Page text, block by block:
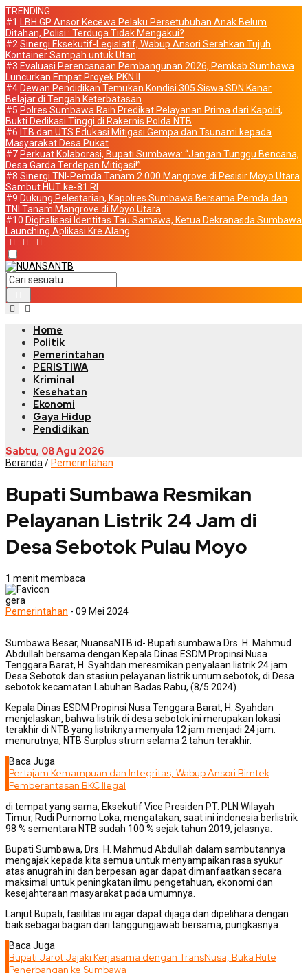
TRENDING
#1
LBH GP Ansor Kecewa Pelaku Persetubuhan Anak Belum
Ditahan, Polisi : Terduga Tidak Mengakui?
#2 Sinergi Eksekutif-Legislatif, Wabup Ansori Serahkan Tujuh
Kontainer Sampah untuk Utan
#3 Evaluasi Perencanaan Pembangunan 2026, Pemkab Sumbawa
Luncurkan Empat Proyek PKN II
#4 Dewan Pendidikan Temukan Kondisi 305 Siswa SDN Kanar
Belajar di Tengah Keterbatasan
#5 Polres Sumbawa Raih Predikat Pelayanan Prima dari Kapolri,
Bukti Dedikasi Tinggi di Rakernis Polda NTB
#6 ITB dan UTS Edukasi Mitigasi Gempa dan Tsunami kepada
Masyarakat Desa Pukat
#7 Perkuat Kolaborasi, Bupati Sumbawa: “Jangan Tunggu Bencana,
Desa Garda Terdepan Mitigasi!”
#8 Sinergi TNI-Pemda Tanam 2.000 Mangrove di Pesisir Moyo Utara
Sambut HUT ke-81 RI
#9 Dukung Pelestarian, Kapolres Sumbawa Bersama Pemda dan
TNI Tanam Mangrove di Moyo Utara
#10 Digitalisasi Identitas Tau Samawa, Ketua Dekranasda Sumbawa
Launching Aplikasi Kre Alang
Home
Politik
Pemerintahan
PERISTIWA
Kriminal
Kesehatan
Ekonomi
Gaya Hidup
Pendidikan
Sabtu, 08 Agu 2026
Beranda / Pemerintahan
Bupati Sumbawa Resmikan
Pelayanan Listrik 24 Jam di
Desa Sebotok Pulau Moyo
1 menit membaca
gera
Pemerintahan - 09 Mei 2024
Sumbawa Besar, NuansaNTB.id- Bupati sumbawa Drs. H. Mahmud
Abdullah bersama dengan Kepala Dinas ESDM Propinsi Nusa
Tenggara Barat, H. Syahdan meresmikan penyalaan listrik 24 jam
Desa Sebotok dan stasiun pelayanan listrik umum sebotok, di Desa
sebotok kecamatan Labuhan Badas Rabu, (8/5 2024).
Kepala Dinas ESDM Propinsi Nusa Tenggara Barat, H. Syahdan
menjelaskan, bahwa listrik di desa sebotok ini merupakan lokasi
terakhir di NTB yang listriknya menyala 12 jam menjadi 24 jam.
menurutnya, NTB Surplus strum selama 2 tahun terakhir.
Baca Juga
Pertajam Kemampuan dan Integritas, Wabup Ansori Bimtek
Pemberantasan BKC Ilegal
di tempat yang sama, Eksekutif Vice Presiden PT. PLN Wilayah
Timur, Rudi Purnomo Loka, mengatakan, saat ini indonesia berlistrik
98 % sementara NTB sudah 100 % sejak tahun 2019, jelasnya.
Bupati Sumbawa, Drs. H. Mahmud Abdullah dalam sambutannya
mengajak kepada kita semua untuk menyampaikan rasa syukur
atas anugrah ini dan berpesan agar dapat dimanfaatkan secara
maksimal untuk peningkatan ilmu pengetahuan, ekonomi dan
kesejahteraan masyarakat pada umumnya.
Lanjut Bupati, fasilitas ini agar dapat dijaga dan dipelihara dengan
baik sebagai bagian dari tanggungjawab bersama, pungkasnya.
Baca Juga
Bupati Jarot Jajaki Kerjasama dengan TransNusa, Buka Rute
Penerbangan ke Sumbawa